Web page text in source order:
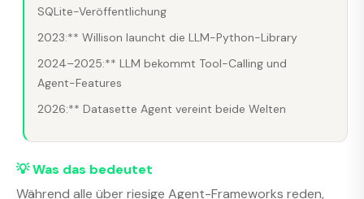
SQLite-Veröffentlichung
2023:** Willison launcht die LLM-Python-Library
2024–2025:** LLM bekommt Tool-Calling und
Agent-Features
2026:** Datasette Agent vereint beide Welten
💡 Was das bedeutet
Während alle über riesige Agent-Frameworks reden,